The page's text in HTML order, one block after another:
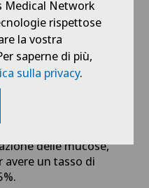
La tosse
disturbare il sonno
l’anno di età,
di miele, è
Praticamente
tosse è validato prima
invalidante
delle mucose,
un tasso di
Medical Network
rispettose
la vostra
saperne di più,
sulla privacy.